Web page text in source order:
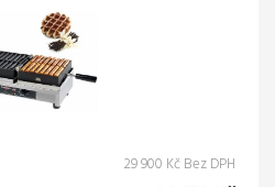
29 900 Kč Bez DPH